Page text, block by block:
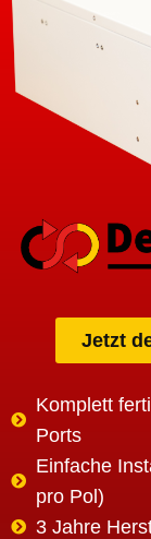
Jetzt
Komplett
Ports
Einfache
pro Pol)
3 Jahre